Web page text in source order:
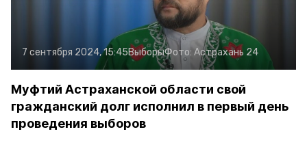
7 сентября 2024, 15:45ВыборыФото: Астрахань 24
Муфтий Астраханской области свой
гражданский долг исполнил в первый день
проведения выборов